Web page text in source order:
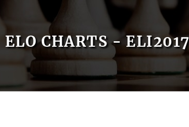
ELO CHARTS - ELI2017